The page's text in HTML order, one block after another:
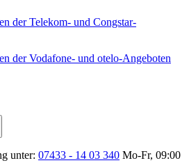
der Telekom- und Congstar-
der Vodafone- und otelo-Angeboten
unter: 07433 - 14 03 340 Mo-Fr, 09:00